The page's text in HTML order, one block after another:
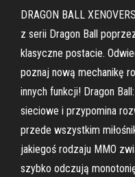
DRAGON BALL
z serii Dragon Ball
klasyczne postacie.
poznaj nową mechanikę
innych funkcji! Dragon
sieciowe i przypomina
przede wszystkim
jakiegoś rodzaju MMO
szybko odczują